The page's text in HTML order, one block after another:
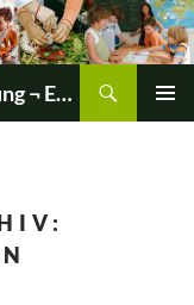
»die initiative ¬ Gesundheit ¬ Bildung ¬ Entwicklung«